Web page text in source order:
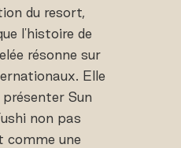
du resort,
l'histoire de
résonne sur
Elle
Sun
non pas
comme une